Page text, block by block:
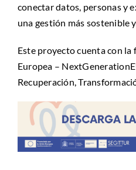
conectar datos, personas y
una gestión más sostenible
Este proyecto cuenta con la
Europea –
Recuperación,